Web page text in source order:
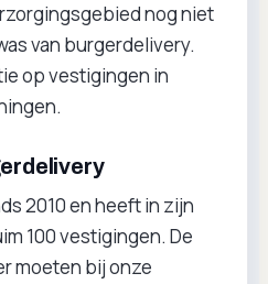
nog niet
van burgerdelivery.
op vestigingen in
2010 en heeft in zijn
100 vestigingen. De
moeten bij onze